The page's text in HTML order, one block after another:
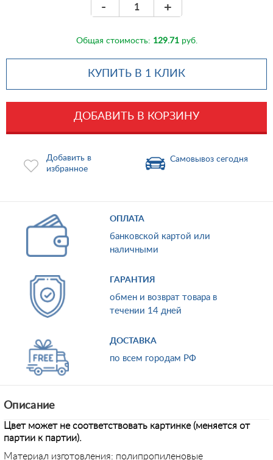
- +
Общая стоимость: 129.71руб.
КУПИТЬ В 1 КЛИК
ДОБАВИТЬ В КОРЗИНУ
Добавить в
избранное
Самовывоз сегодня
ОПЛАТА
банковской картой или
наличными
ГАРАНТИЯ
обмен и возврат товара в
течении 14 дней
ДОСТАВКА
по всем городам РФ
Описание
Цвет может не соответствовать картинке (меняется от
партии к партии).
Материал изготовления: полипропиленовые